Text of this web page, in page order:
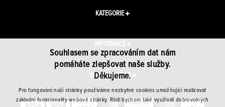
KATEGORIE
INFORMACE
WINEPLANET.CZ
Souhlasem se zpracováním dat nám
pomáháte zlepšovat naše služby.
Děkujeme.
Pro fungování naší stránky používáme nezbytné cookies umožňující realizovat
základní funkcionality webové stránky. Rádi bychom také využívali dobrovolných